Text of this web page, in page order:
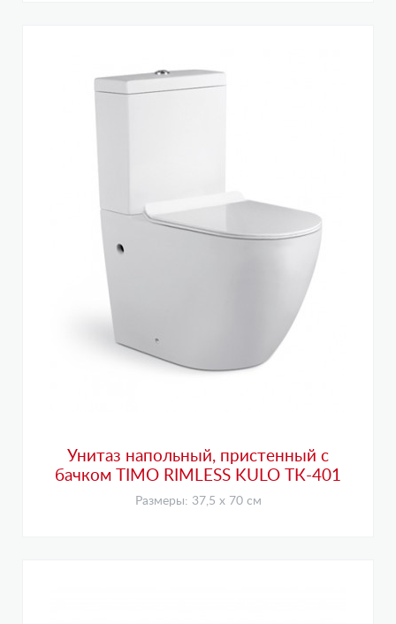
Унитаз напольный, пристенный с
бачком TIMO RIMLESS KULO ТК-401
Размеры: 37,5 х 70 см